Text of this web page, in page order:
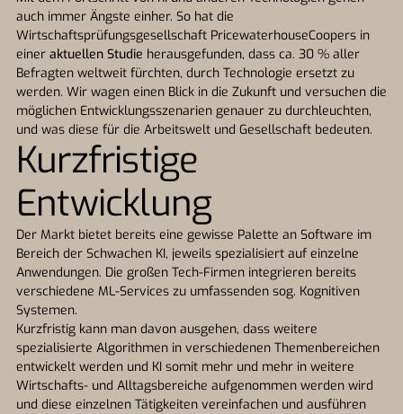
auch immer Ängste einher. So hat die
Wirtschaftsprüfungsgesellschaft PricewaterhouseCoopers in
einer aktuellen Studie herausgefunden, dass ca. 30 % aller
Befragten weltweit fürchten, durch Technologie ersetzt zu
werden. Wir wagen einen Blick in die Zukunft und versuchen die
möglichen Entwicklungsszenarien genauer zu durchleuchten,
und was diese für die Arbeitswelt und Gesellschaft bedeuten.
Kurzfristige
Entwicklung
Der Markt bietet bereits eine gewisse Palette an Software im
Bereich der Schwachen KI, jeweils spezialisiert auf einzelne
Anwendungen. Die großen Tech-Firmen integrieren bereits
verschiedene ML-Services zu umfassenden sog. Kognitiven
Systemen.
Kurzfristig kann man davon ausgehen, dass weitere
spezialisierte Algorithmen in verschiedenen Themenbereichen
entwickelt werden und KI somit mehr und mehr in weitere
Wirtschafts- und Alltagsbereiche aufgenommen werden wird
und diese einzelnen Tätigkeiten vereinfachen und ausführen